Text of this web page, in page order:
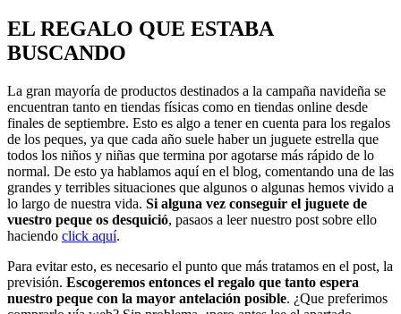
EL REGALO QUE ESTABA
BUSCANDO
La gran mayoría de productos destinados a la campaña navideña se
encuentran tanto en tiendas físicas como en tiendas online desde
finales de septiembre. Esto es algo a tener en cuenta para los regalos
de los peques, ya que cada año suele haber un juguete estrella que
todos los niños y niñas que termina por agotarse más rápido de lo
normal. De esto ya hablamos aquí en el blog, comentando una de las
grandes y terribles situaciones que algunos o algunas hemos vivido a
lo largo de nuestra vida. Si alguna vez conseguir el juguete de
vuestro peque os desquició, pasaos a leer nuestro post sobre ello
haciendo click aquí.
Para evitar esto, es necesario el punto que más tratamos en el post, la
previsión. Escogeremos entonces el regalo que tanto espera
nuestro peque con la mayor antelación posible. ¿Que preferimos